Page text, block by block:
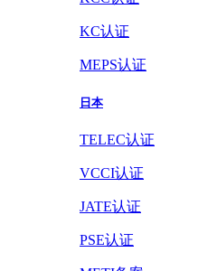
KC认证
MEPS认证
日本
TELEC认证
VCCI认证
JATE认证
PSE认证